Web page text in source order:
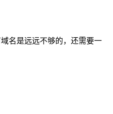
名是远远不够的，还需要一